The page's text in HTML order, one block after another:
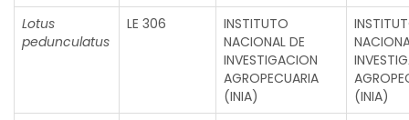
Lotus
pedunculatus
LE 306
INSTITUTO
NACIONAL DE
INVESTIGACION
AGROPECUARIA
(INIA)
(INIA)